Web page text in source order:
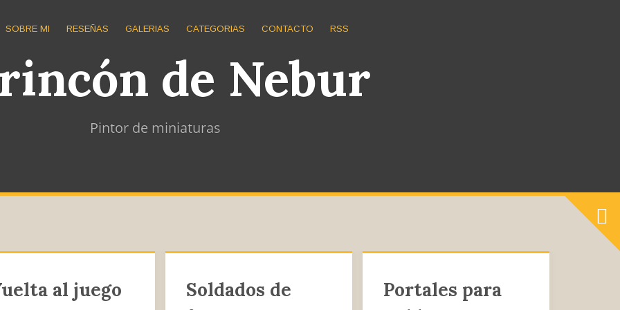
SOBRE MI RESEÑAS GALERIAS CATEGORIAS CONTACTO RSS
de Nebur
Pintor de miniaturas
al juego
Soldados de
Portales para